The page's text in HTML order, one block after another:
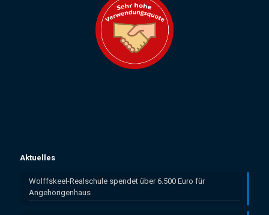
Aktuelles
Wolffskeel-Realschule spendet über 6.500 Euro für
Angehörigenhaus